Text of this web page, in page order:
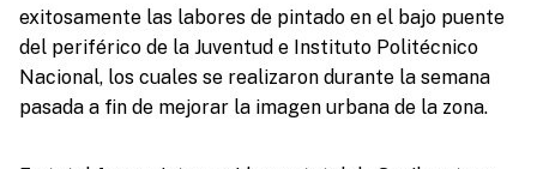
exitosamente las labores de pintado en el bajo puente
del periférico de la Juventud e Instituto Politécnico
Nacional, los cuales se realizaron durante la semana
pasada a fin de mejorar la imagen urbana de la zona.